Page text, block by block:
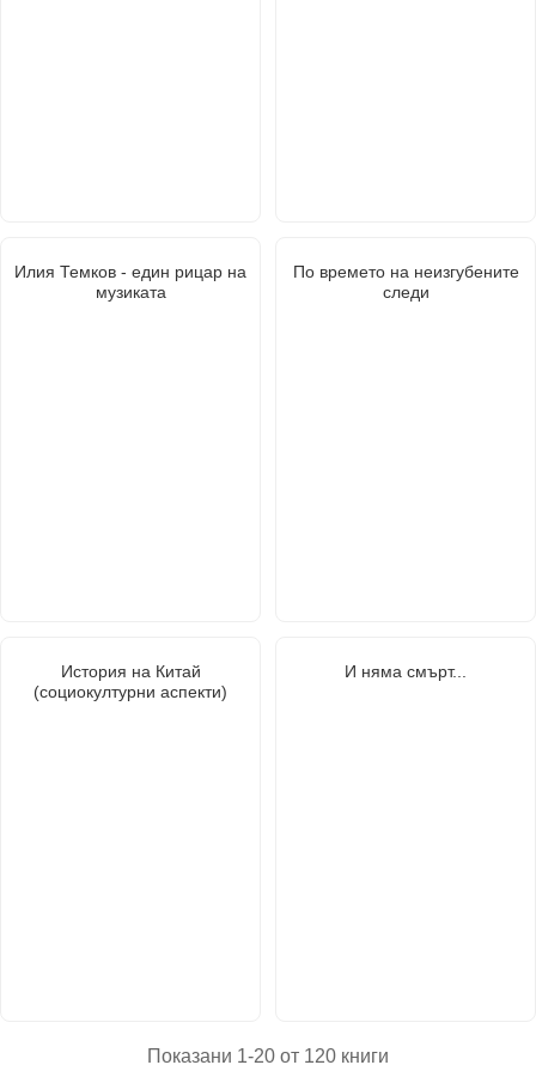
Илия Темков - един рицар на
музиката
По времето на неизгубените
следи
История на Китай
(социокултурни аспекти)
И няма смърт...
Показани 1-20 от 120 книги